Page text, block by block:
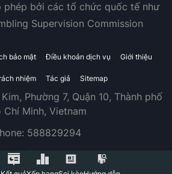
phép bởi các tổ chức quốc tế như
Supervision Commission
bảo mật Điều khoản dịch vụ Giới thiệu
nhiệm Tác giả Sitemap
Phường 7, Quận 10, Thành phố
Chí Minh, Vietnam
588829294